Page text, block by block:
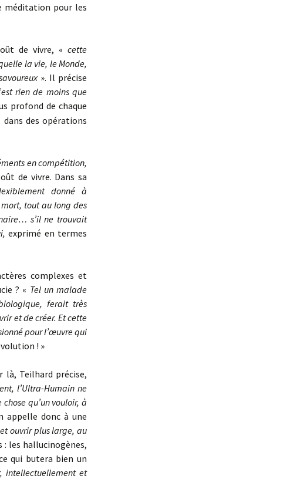
méditation pour les
de vivre, « cette
la vie, le Monde,
». Il précise
rien de moins que
profond de chaque
dans des opérations
en compétition,
de vivre. Dans sa
donné à
tout au long des
s’il ne trouvait
exprimé en termes
complexes et
? « Tel un malade
ferait très
et de créer. Et cette
pour l’œuvre qui
! »
là, Teilhard précise,
l’Ultra-Humain ne
qu’un vouloir, à
appelle donc à une
ouvrir plus large, au
: les hallucinogènes,
qui butera bien un
intellectuellement et